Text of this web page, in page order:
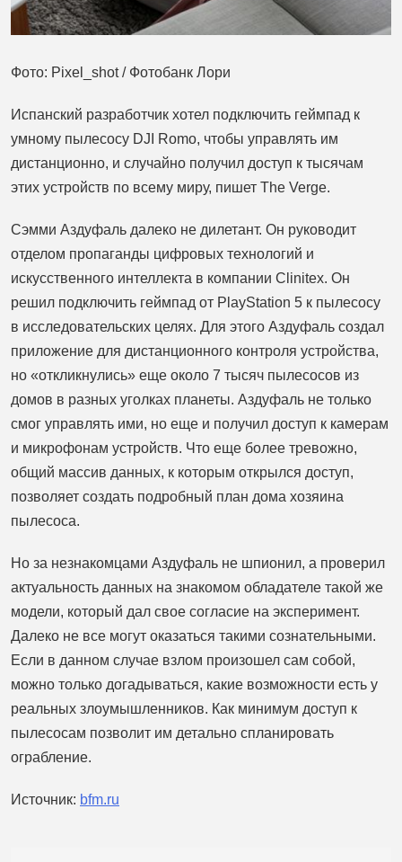
Фото: Pixel_shot / Фотобанк Лори
Испанский разработчик хотел подключить геймпад к
умному пылесосу DJI Romo, чтобы управлять им
дистанционно, и случайно получил доступ к тысячам
этих устройств по всему миру, пишет The Verge.
Сэмми Аздуфаль далеко не дилетант. Он руководит
отделом пропаганды цифровых технологий и
искусственного интеллекта в компании Clinitex. Он
решил подключить геймпад от PlayStation 5 к пылесосу
в исследовательских целях. Для этого Аздуфаль создал
приложение для дистанционного контроля устройства,
но «откликнулись» еще около 7 тысяч пылесосов из
домов в разных уголках планеты. Аздуфаль не только
смог управлять ими, но еще и получил доступ к камерам
и микрофонам устройств. Что еще более тревожно,
общий массив данных, к которым открылся доступ,
позволяет создать подробный план дома хозяина
пылесоса.
Но за незнакомцами Аздуфаль не шпионил, а проверил
актуальность данных на знакомом обладателе такой же
модели, который дал свое согласие на эксперимент.
Далеко не все могут оказаться такими сознательными.
Если в данном случае взлом произошел сам собой,
можно только догадываться, какие возможности есть у
реальных злоумышленников. Как минимум доступ к
пылесосам позволит им детально спланировать
ограбление.
Источник: bfm.ru